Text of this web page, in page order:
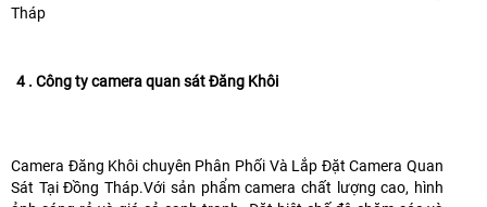
Tháp
4 . Công ty camera quan sát Đăng Khôi
Camera Đăng Khôi chuyên Phân Phối Và Lắp Đặt Camera Quan
Sát Tại Đồng Tháp.Với sản phẩm camera chất lượng cao, hình